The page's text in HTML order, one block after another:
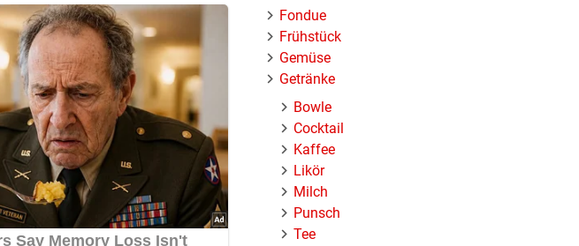
Fondue
Frühstück
Gemüse
Getränke
Bowle
Cocktail
Kaffee
Likör
Milch
Punsch
Tee